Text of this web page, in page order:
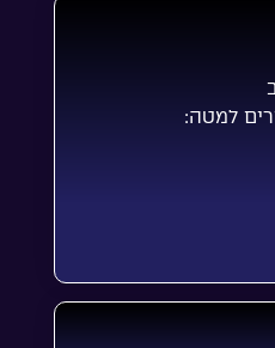
למטה: